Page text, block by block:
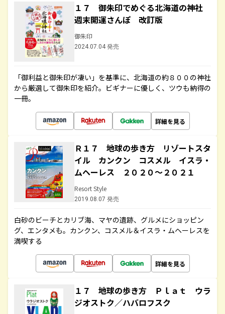
１７ 御朱印でめぐる北海道の神社
週末開運さんぽ 改訂版
御朱印
2024.07.04 発売
「御利益と御朱印が凄い」を基準に、北海道の約８００の神社
から厳選して御朱印を紹介。ビギナーに優しく、ツウも納得の
一冊。
詳細を見る
Ｒ１７ 地球の歩き方 リゾートスタ
イル カンクン コスメル イスラ・
ムヘーレス ２０２０～２０２１
Resort Style
2019.08.07 発売
白砂のビーチとカリブ海、マヤの遺跡、グルメにショッピン
グ、エンタメも。カンクン、コスメル＆イスラ・ムヘーレスを
満喫する
詳細を見る
１７ 地球の歩き方 Ｐｌａｔ ウラ
ジオストク／ハバロフスク